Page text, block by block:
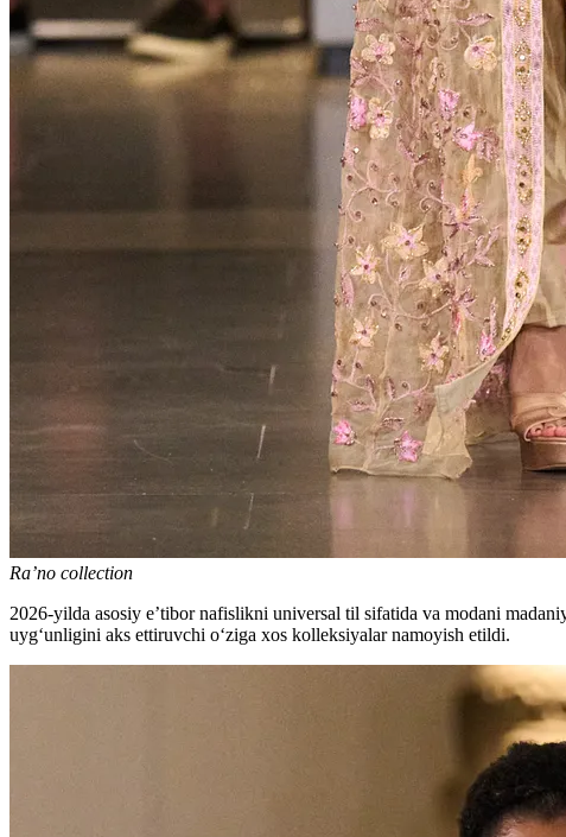
Ra’no collection
2026-yilda asosiy e’tibor nafislikni universal til sifatida va modani
uygʻunligini aks ettiruvchi oʻziga xos kolleksiyalar namoyish etildi.